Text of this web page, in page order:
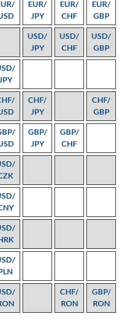
EUR/
JPY
EUR/
CHF
EUR/
GBP
USD/
JPY
USD/
CHF
USD/
GBP
CHF/
JPY
CHF/
GBP
GBP/
JPY
GBP/
CHF
PLN
CHF/
RON
GBP/
RON